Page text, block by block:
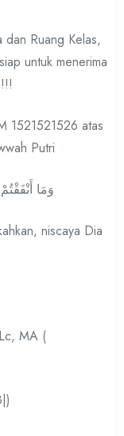
dan Ruang Kelas,
untuk menerima
1521521526 atas
Putri
وَمَا
niscaya Dia
MA (